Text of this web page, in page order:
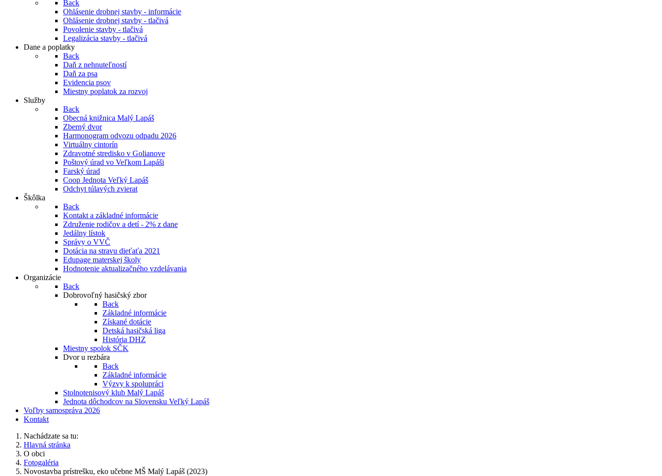
Back
Ohlásenie drobnej stavby - informácie
Ohlásenie drobnej stavby - tlačivá
Povolenie stavby - tlačivá
Legalizácia stavby - tlačivá
Dane a poplatky
Back
Daň z nehnuteľností
Daň za psa
Evidencia psov
Miestny poplatok za rozvoj
Služby
Back
Obecná knižnica Malý Lapáš
Zberný dvor
Harmonogram odvozu odpadu 2026
Virtuálny cintorín
Zdravotné stredisko v Golianove
Poštový úrad vo Veľkom Lapáši
Farský úrad
Coop Jednota Veľký Lapáš
Odchyt túlavých zvierat
Škôlka
Back
Kontakt a základné informácie
Združenie rodičov a detí - 2% z dane
Jedálny lístok
Správy o VVČ
Dotácia na stravu dieťaťa 2021
Edupage materskej školy
Hodnotenie aktualizačného vzdelávania
Organizácie
Back
Dobrovoľný hasičský zbor
Back
Základné informácie
Získané dotácie
Detská hasičská liga
História DHZ
Miestny spolok SČK
Dvor u rezbára
Back
Základné informácie
Výzvy k spolupráci
Stolnotenisový klub Malý Lapáš
Jednota dôchodcov na Slovensku Veľký Lapáš
Voľby samospráva 2026
Kontakt
Nachádzate sa tu:
Hlavná stránka
O obci
Fotogaléria
Novostavba prístrešku, eko učebne MŠ Malý Lapáš (2023)